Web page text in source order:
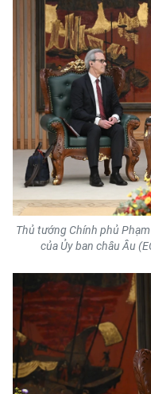
Media Pháp luật
Media Du lịch
Media Thế giới
Media Thể thao
Media Giáo dục
Media Y tế
Media Khoa học -
Media Môi trường
Ảnh
Infographic
TIN MỚI
Thủ tướng Chính phủ
của Ủy ban châu Âu